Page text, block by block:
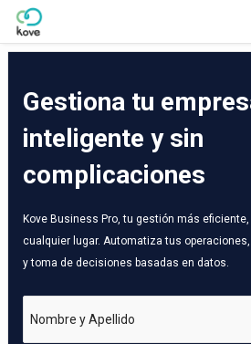
Skip to Main Content
Gestiona tu
inteligente y sin
complicaciones
Kove Business Pro, tu gestión más
cualquier lugar. Automatiza tus
y toma de decisiones basadas en datos.
Nombre y Apellido